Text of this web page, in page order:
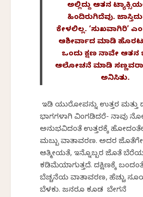
ಅಲ್ಲಿದ್ದು ಆತನ
ಹಿಂದಿರುಗಿದೆವು.
ಕೇಳಲಿಲ್ಲ. ‘ಸುಖವಾಗಿರಿ’
ಆಶೀರ್ವಾದ ಮಾಡಿ
ಒಂದು ಕ್ಷಣ ನಾವೇ ಆತನ
ಆಲೋಚನೆ ಮಾಡಿ
ಅನಿಸಿತು.
ಇಡಿ ಯುರೋಪನ್ನು ಉತ್ತರ ಮತ್ತು
ಭಾಗಗಳಾಗಿ ವಿಂಗಡಿಸಿದರೆ- ನಾವು
ಅನುಭವಿಸಿದಂತೆ ಉತ್ತರಕ್ಕೆ
ಮಬ್ಬು ವಾತಾವರಣ. ಅದರ
ಆತ್ಮೀಯತೆ, ಇನ್ನೊಬ್ಬರ ಜೊತೆ
ಕಡಿಮೆಯಾಗುತ್ತದೆ. ದಕ್ಷಿಣಕ್ಕೆ
ಬೆಚ್ಚನೆಯ ವಾತಾವರಣ, ಹೆಚ್ಚು
ಬೆಳಕು. ಜನರೂ ಕೂಡ ಬೇಗನೆ